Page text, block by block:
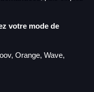
votre mode de
Orange, Wave,